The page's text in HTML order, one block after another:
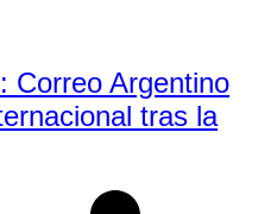
Correo Argentino
tras la